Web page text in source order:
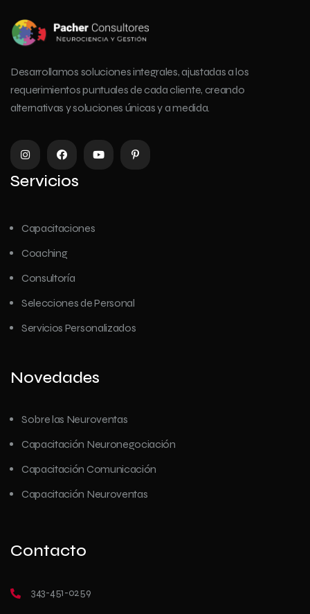
Desarrollamos soluciones integrales, ajustadas a los
requerimientos puntuales de cada cliente, creando
alternativas y soluciones únicas y a medida.
Servicios
Capacitaciones
Coaching
Consultoría
Selecciones de Personal
Servicios Personalizados
Novedades
Sobre las Neuroventas
Capacitación Neuronegociación
Capacitación Comunicación
Capacitación Neuroventas
Contacto
343-451-0259